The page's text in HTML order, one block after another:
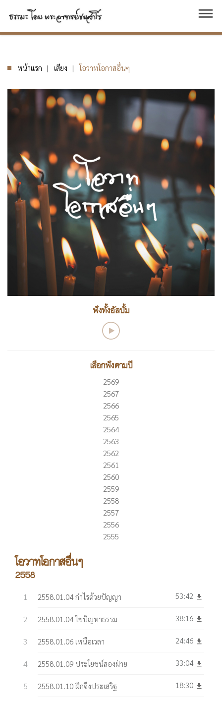
dehaze
หน้าแรก เสียง โอวาทโอกาสอื่นๆ
ฟังทั้งอัลบั้ม
เลือกฟังตามปี
2569
2567
2566
2565
2564
2563
2562
2561
2560
2559
2558
2557
2556
2555
โอวาทโอกาสอื่นๆ
2558
2558.01.04 กำไรด้วยปัญญา 53:42 get_app
2558.01.04 ไขปัญหาธรรม 38:16 get_app
2558.01.06 เหนือเวลา 24:46 get_app
2558.01.09 ประโยชน์สองฝ่าย 33:04 get_app
2558.01.10 ฝึกจึงประเสริฐ 18:30 get_app